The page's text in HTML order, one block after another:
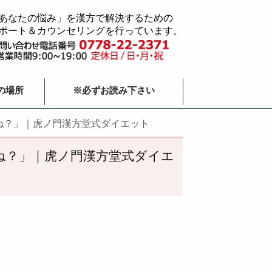
あなたの悩み」を漢方で解決するための
ート＆カウンセリングを行っています。
場所 ※必ずお読み下さい
」｜虎ノ門漢方堂式ダイエット
」｜虎ノ門漢方堂式ダイエ